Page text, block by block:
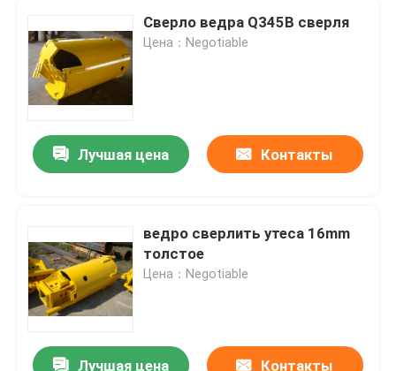
Сверло ведра Q345B сверля
Цена：Negotiable
Лучшая цена Контакты
ведро сверлить утеса 16mm
толстое
Цена：Negotiable
Лучшая цена Контакты